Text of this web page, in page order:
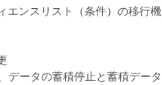
エンスリスト（条件）の移行機
データの蓄積停止と蓄積データ